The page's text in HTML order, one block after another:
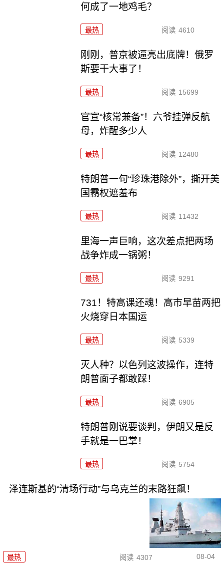
何成了一地鸡毛？
最热 阅读 4610
刚刚，普京被逼亮出底牌！俄罗
斯要干大事了！
最热 阅读 15699
官宣“核常兼备”！六爷挂弹反航
母，炸醒多少人
最热 阅读 12480
特朗普一句“珍珠港除外”，撕开美
国霸权遮羞布
最热 阅读 11432
里海一声巨响，这次差点把两场
战争炸成一锅粥！
最热 阅读 9291
731！特高课还魂！高市早苗两把
火烧穿日本国运
最热 阅读 5339
灭人种？以色列这波操作，连特
朗普面子都敢踩！
最热 阅读 6905
特朗普刚说要谈判，伊朗又是反
手就是一巴掌！
最热 阅读 5754
泽连斯基的“清场行动”与乌克兰的末路狂飙！
最热 阅读 4307 08-04